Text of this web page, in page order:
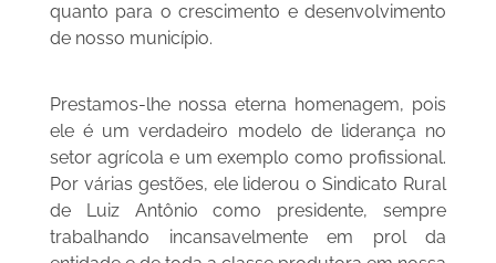
quanto para o crescimento e desenvolvimento
de nosso município.
Prestamos-lhe nossa eterna homenagem, pois
ele é um verdadeiro modelo de liderança no
setor agrícola e um exemplo como profissional.
Por várias gestões, ele liderou o Sindicato Rural
de Luiz Antônio como presidente, sempre
trabalhando incansavelmente em prol da